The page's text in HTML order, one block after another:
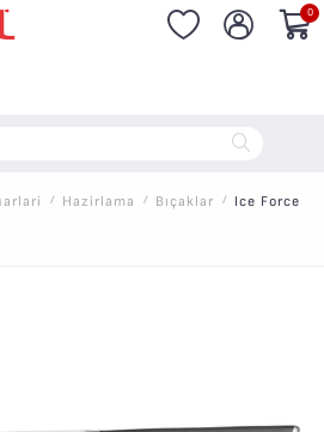
20.000 TL ve Üzeri Alışverişlerinizde Vade Farksız 6 Taksit!
0
/ Hazirlama / Bıçaklar /
Ice Force